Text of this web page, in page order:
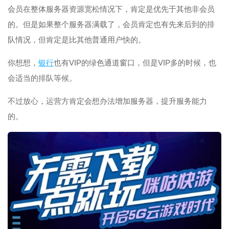
会员在整体服务器资源宽松情况下，肯定是优先于其他非会员
的。但是如果整个服务器满载了，会员肯定也有先来后到的排
队情况，但肯定是比其他普通用户快的。
你想想， 银行也有VIP的绿色通道窗口，但是VIP多的时候，也
会适当的排队等候。
不过放心，运营方肯定会想办法增加服务器，提升服务能力
的。